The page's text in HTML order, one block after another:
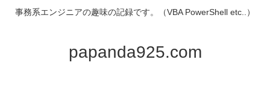
事務系エンジニアの趣味の記録です。（VBA PowerShell etc..）
papanda925.com